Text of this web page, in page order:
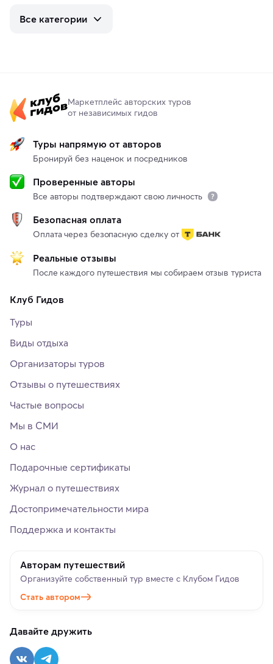
Все категории
Маркетплейс авторских туров
от независимых гидов
Туры напрямую от авторов
Бронируй без наценок и посредников
Проверенные авторы
Все авторы подтверждают свою личность
Безопасная оплата
Оплата через безопасную сделку от
Реальные отзывы
После каждого путешествия мы собираем отзыв туриста
Клуб Гидов
Туры
Виды отдыха
Организаторы туров
Отзывы о путешествиях
Частые вопросы
Мы в СМИ
О нас
Подарочные сертификаты
Журнал о путешествиях
Достопримечательности мира
Поддержка и контакты
Авторам путешествий
Организуйте собственный тур вместе с Клубом Гидов
Стать автором
Давайте дружить